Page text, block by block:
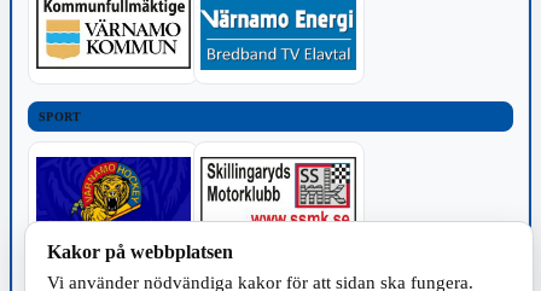
SPORT
TILLVERKNING
Kakor på webbplatsen
Vi använder nödvändiga kakor för att sidan ska fungera.